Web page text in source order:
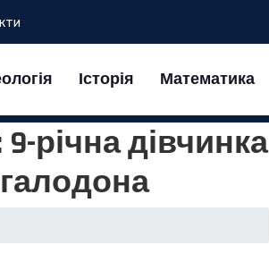
Історія Математика
річна дівчинка